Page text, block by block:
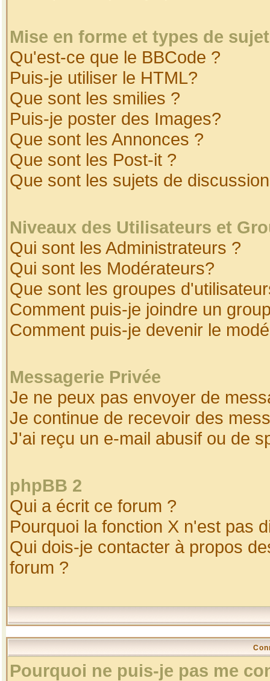
Mise en forme et types de
Qu'est-ce que le BBCode ?
Puis-je utiliser le HTML?
Que sont les smilies ?
Puis-je poster des Images?
Que sont les Annonces ?
Que sont les Post-it ?
Que sont les sujets de
Niveaux des Utilisateurs et
Qui sont les Administrateurs ?
Qui sont les Modérateurs?
Que sont les groupes
Comment puis-je joindre un
Comment puis-je devenir le
Messagerie Privée
Je ne peux pas envoyer de
Je continue de recevoir des
J'ai reçu un e-mail abusif ou de
phpBB 2
Qui a écrit ce forum ?
Pourquoi la fonction X n'est pas
Qui dois-je contacter à propos
forum ?
Pourquoi ne puis-je pas me